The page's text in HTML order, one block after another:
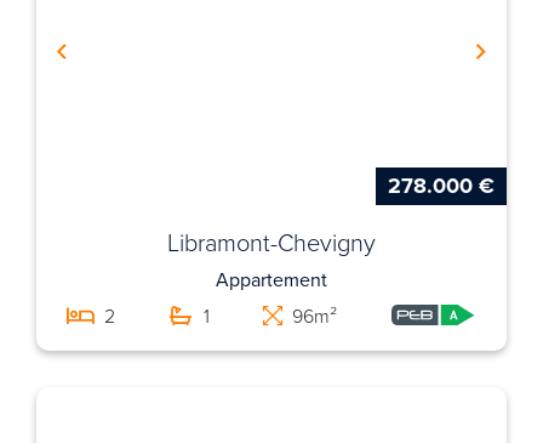
278.000 €
Libramont-Chevigny
Appartement
2
1 96m²